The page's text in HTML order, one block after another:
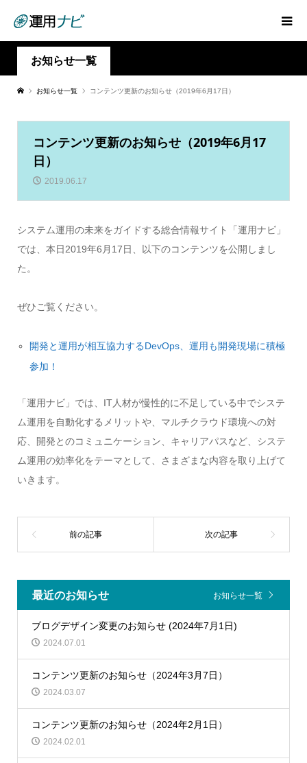
お知らせ一覧
お知らせ一覧 コンテンツ更新のお知らせ（2019年6月17日）
コンテンツ更新のお知らせ（2019年6月17
日）
2019.06.17
システム運用の未来をガイドする総合情報サイト「運用ナビ」
では、本日2019年6月17日、以下のコンテンツを公開しまし
た。
ぜひご覧ください。
開発と運用が相互協力するDevOps、運用も開発現場に積極
参加！
「運用ナビ」では、IT人材が慢性的に不足している中でシステ
ム運用を自動化するメリットや、マルチクラウド環境への対
応、開発とのコミュニケーション、キャリアパスなど、システ
ム運用の効率化をテーマとして、さまざまな内容を取り上げて
いきます。
最近のお知らせ お知らせ一覧
ブログデザイン変更のお知らせ (2024年7月1日)
2024.07.01
コンテンツ更新のお知らせ（2024年3月7日）
2024.03.07
コンテンツ更新のお知らせ（2024年2月1日）
2024.02.01